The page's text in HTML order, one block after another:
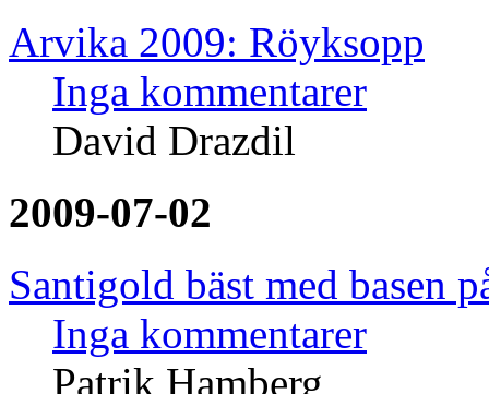
Arvika 2009: Röyksopp
Inga kommentarer
David Drazdil
2009-07-02
Santigold bäst med basen
Inga kommentarer
Patrik Hamberg